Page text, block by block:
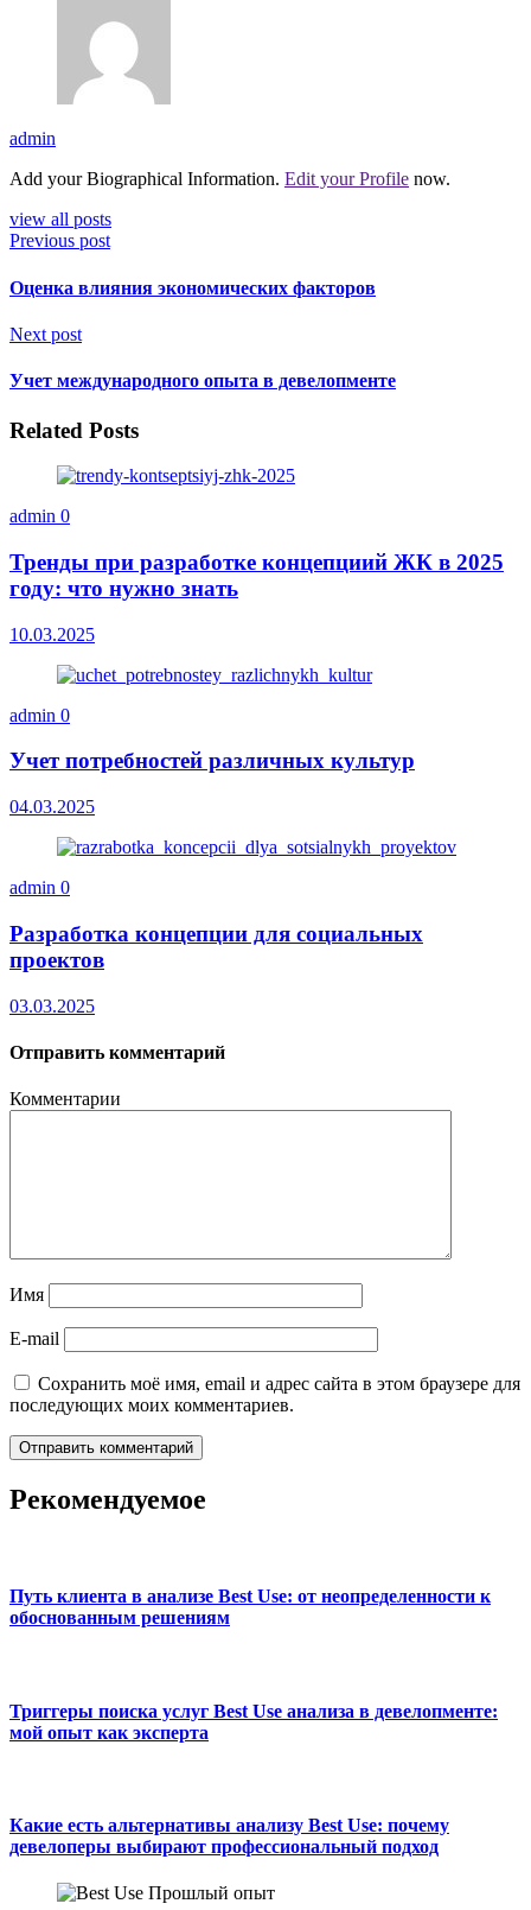
admin
Add your Biographical Information. Edit your Profile now.
view all posts
Previous post
Оценка влияния экономических факторов
Next post
Учет международного опыта в девелопменте
Related Posts
admin 0
Тренды при разработке концепциий ЖК в 2025
году: что нужно знать
10.03.2025
admin 0
Учет потребностей различных культур
04.03.2025
admin 0
Разработка концепции для социальных
проектов
03.03.2025
Отправить комментарий
Комментарии
Имя
E-mail
Сохранить моё имя, email и адрес сайта в этом браузере для
последующих моих комментариев.
Рекомендуемое
Путь клиента в анализе Best Use: от неопределенности к
обоснованным решениям
Триггеры поиска услуг Best Use анализа в девелопменте:
мой опыт как эксперта
Какие есть альтернативы анализу Best Use: почему
девелоперы выбирают профессиональный подход